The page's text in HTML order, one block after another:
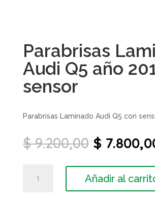
Parabrisas
Audi Q5 año
sensor
Parabrisas Laminado Audi Q5 con
$9.200,00 El
precio
original
era:
$
$
Laminado
Añadir al